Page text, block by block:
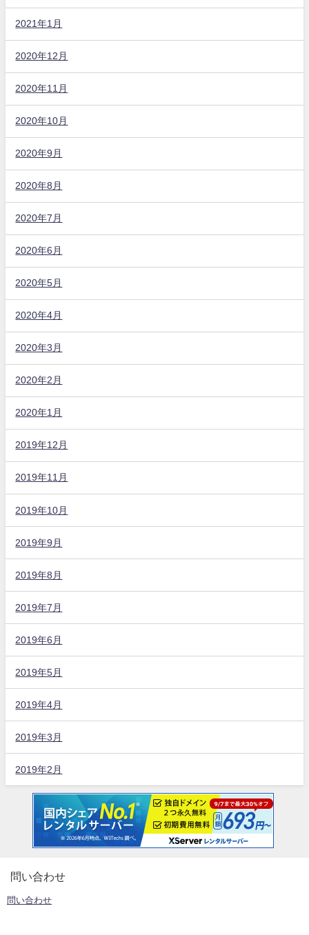
2021年1月
2020年12月
2020年11月
2020年10月
2020年9月
2020年8月
2020年7月
2020年6月
2020年5月
2020年4月
2020年3月
2020年2月
2020年1月
2019年12月
2019年11月
2019年10月
2019年9月
2019年8月
2019年7月
2019年6月
2019年5月
2019年4月
2019年3月
2019年2月
問い合わせ
問い合わせ